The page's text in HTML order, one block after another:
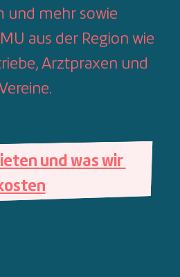
und mehr sowie
aus der Region wie
Arztpraxen und
und was wir